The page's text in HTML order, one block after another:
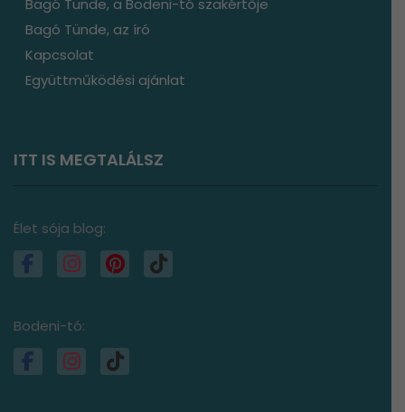
Bagó Tünde, az író
Kapcsolat
Együttműködési ajánlat
ITT IS MEGTALÁLSZ
Élet sója blog:
Bodeni-tó: